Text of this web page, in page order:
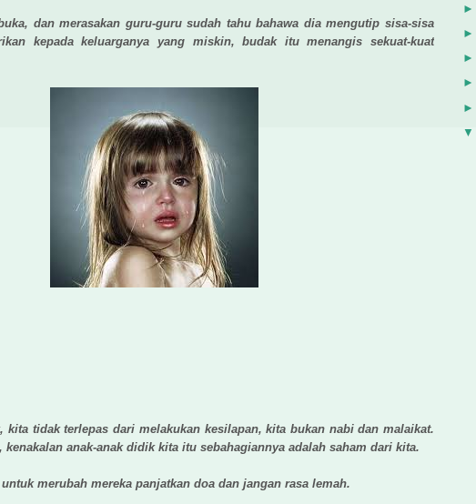
dan merasakan guru-guru sudah tahu bahawa dia mengutip sisa-sisa
kepada keluarganya yang miskin, budak itu menangis sekuat-kuat
kita tidak terlepas dari melakukan kesilapan, kita bukan nabi dan malaikat.
kenakalan anak-anak didik kita itu sebahagiannya adalah saham dari kita.
merubah mereka panjatkan doa dan jangan rasa lemah.
►
►
►
►
►
▼